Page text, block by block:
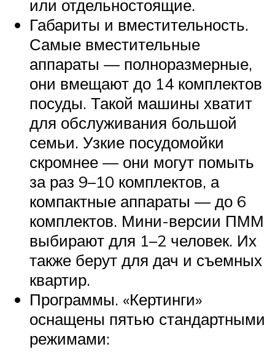
или отдельностоящие.
Габариты и вместительность.
Самые вместительные
аппараты — полноразмерные,
они вмещают до 14 комплектов
посуды. Такой машины хватит
для обслуживания большой
семьи. Узкие посудомойки
скромнее — они могут помыть
за раз 9–10 комплектов, а
компактные аппараты — до 6
комплектов. Мини-версии ПММ
выбирают для 1–2 человек. Их
также берут для дач и съемных
квартир.
Программы. «Кертинги»
оснащены пятью стандартными
режимами: